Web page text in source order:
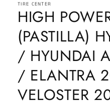
multimedia
1
en
una
ventana
modal
TIRE CENTER
HIGH
(PASTILLA)
/ HYUNDAI
/ ELANTRA
VELOSTER